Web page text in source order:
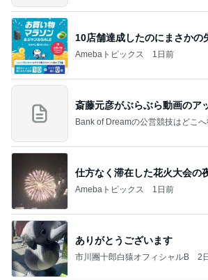
10店舗達成したのにまさかの
Amebaトピックス 1日前
斎藤元彦がぶらぶら動画のア
Bank of Dreamの公営競技はどこへ
仕方なく滞在した花火大会の
Amebaトピックス 1日前
ありがとうございます
市川團十郎白猿オフィシャルB 2